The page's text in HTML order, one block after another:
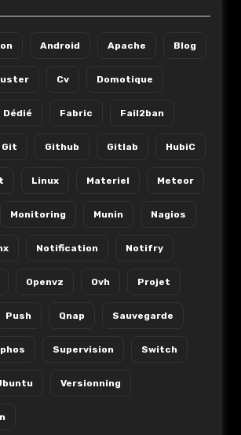
Android Apache Blog
Cv Domotique
Dédié Fabric Fail2ban
Git Github Gitlab HubiC
Linux Materiel Meteor
Monitoring Munin Nagios
Notification Notifry
Openvz Ovh Projet
Push Qnap Sauvegarde
Supervision Switch
Versionning